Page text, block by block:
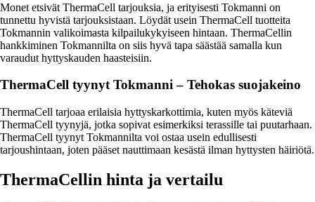
Monet etsivät ThermaCell tarjouksia, ja erityisesti Tokmanni on
tunnettu hyvistä tarjouksistaan. Löydät usein ThermaCell tuotteita
Tokmannin valikoimasta kilpailukykyiseen hintaan. ThermaCellin
hankkiminen Tokmannilta on siis hyvä tapa säästää samalla kun
varaudut hyttyskauden haasteisiin.
ThermaCell tyynyt Tokmanni – Tehokas suojakeino
ThermaCell tarjoaa erilaisia hyttyskarkottimia, kuten myös käteviä
ThermaCell tyynyjä, jotka sopivat esimerkiksi terassille tai puutarhaan.
ThermaCell tyynyt Tokmannilta voi ostaa usein edullisesti
tarjoushintaan, joten pääset nauttimaan kesästä ilman hyttysten häiriötä.
ThermaCellin hinta ja vertailu